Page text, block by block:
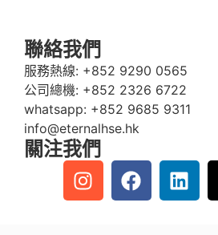
聯絡我們
服務熱線: +852 9290 0565
公司總機: +852 2326 6722
whatsapp: +852 9685 9311
info@eternalhse.hk
關注我們